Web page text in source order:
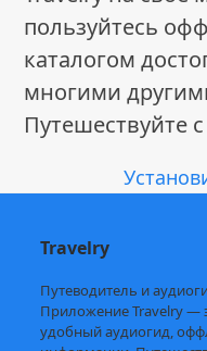
пользуйтесь
каталогом
многими
Путешествуйте
Travelry
Путеводитель и
Приложение Travelry —
удобный аудиогид,